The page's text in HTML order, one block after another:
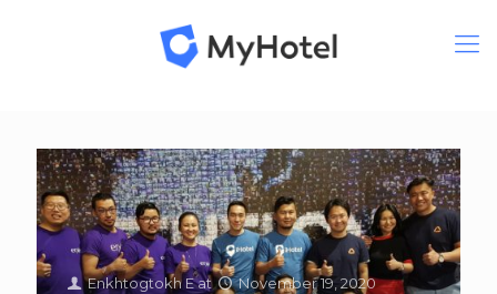
Enkhtogtokh Eat November 19, 2020